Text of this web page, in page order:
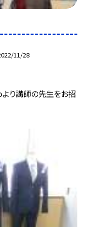
11/28
より講師の先生をお招